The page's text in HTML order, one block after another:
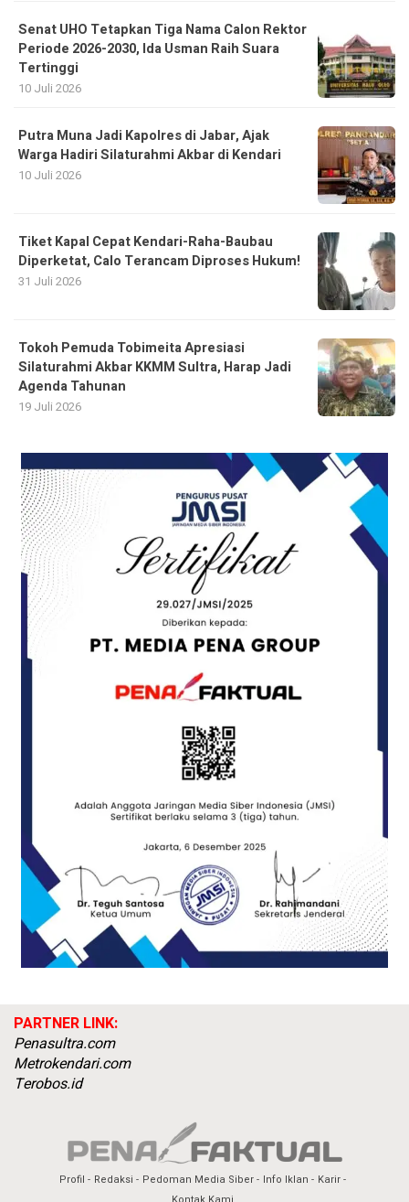
Senat UHO Tetapkan Tiga Nama Calon Rektor
Periode 2026-2030, Ida Usman Raih Suara
Tertinggi
10 Juli 2026
Putra Muna Jadi Kapolres di Jabar, Ajak
Warga Hadiri Silaturahmi Akbar di Kendari
10 Juli 2026
Tiket Kapal Cepat Kendari-Raha-Baubau
Diperketat, Calo Terancam Diproses Hukum!
31 Juli 2026
Tokoh Pemuda Tobimeita Apresiasi
Silaturahmi Akbar KKMM Sultra, Harap Jadi
Agenda Tahunan
19 Juli 2026
PARTNER LINK:
Penasultra.com
Metrokendari.com
Terobos.id
Profil Redaksi Pedoman Media Siber Info Iklan
Karir